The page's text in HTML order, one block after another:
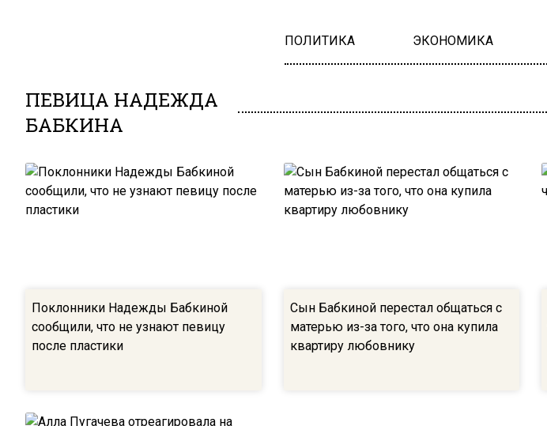
ПОЛИТИКА ЭКОНОМИКА
ПЕВИЦА НАДЕЖДА
БАБКИНА
Поклонники Надежды Бабкиной
сообщили, что не узнают певицу
после пластики
Сын Бабкиной перестал общаться с
матерью из-за того, что она купила
квартиру любовнику